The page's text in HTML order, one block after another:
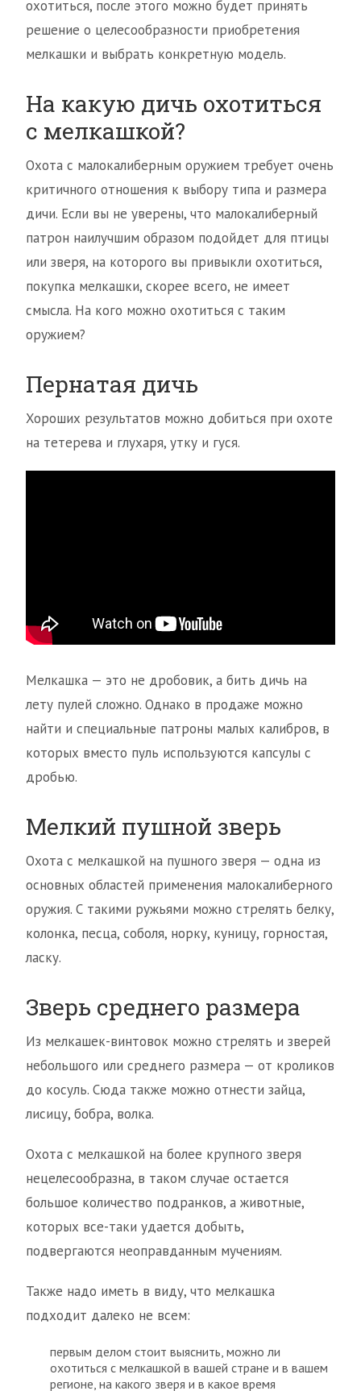
охотиться, после этого можно будет принять
решение о целесообразности приобретения
мелкашки и выбрать конкретную модель.
На какую дичь охотиться
с мелкашкой?
Охота с малокалиберным оружием требует очень
критичного отношения к выбору типа и размера
дичи. Если вы не уверены, что малокалиберный
патрон наилучшим образом подойдет для птицы
или зверя, на которого вы привыкли охотиться,
покупка мелкашки, скорее всего, не имеет
смысла. На кого можно охотиться с таким
оружием?
Пернатая дичь
Хороших результатов можно добиться при охоте
на тетерева и глухаря, утку и гуся.
Мелкашка — это не дробовик, а бить дичь на
лету пулей сложно. Однако в продаже можно
найти и специальные патроны малых калибров, в
которых вместо пуль используются капсулы с
дробью.
Мелкий пушной зверь
Охота с мелкашкой на пушного зверя — одна из
основных областей применения малокалиберного
оружия. С такими ружьями можно стрелять белку,
колонка, песца, соболя, норку, куницу, горностая,
ласку.
Зверь среднего размера
Из мелкашек-винтовок можно стрелять и зверей
небольшого или среднего размера — от кроликов
до косуль. Сюда также можно отнести зайца,
лисицу, бобра, волка.
Охота с мелкашкой на более крупного зверя
нецелесообразна, в таком случае остается
большое количество подранков, а животные,
которых все-таки удается добыть,
подвергаются неоправданным мучениям.
Также надо иметь в виду, что мелкашка
подходит далеко не всем:
первым делом стоит выяснить, можно ли
охотиться с мелкашкой в вашей стране и в вашем
регионе, на какого зверя и в какое время